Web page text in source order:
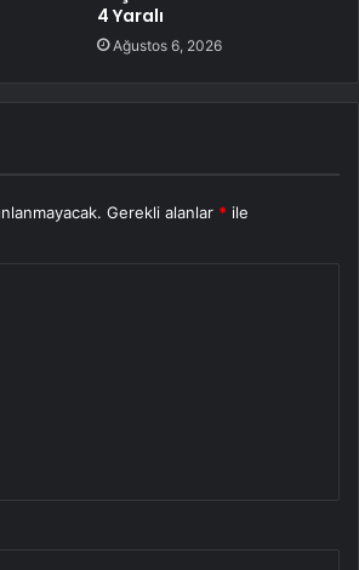
4 Yaralı
Ağustos 6, 2026
Gerekli alanlar * ile